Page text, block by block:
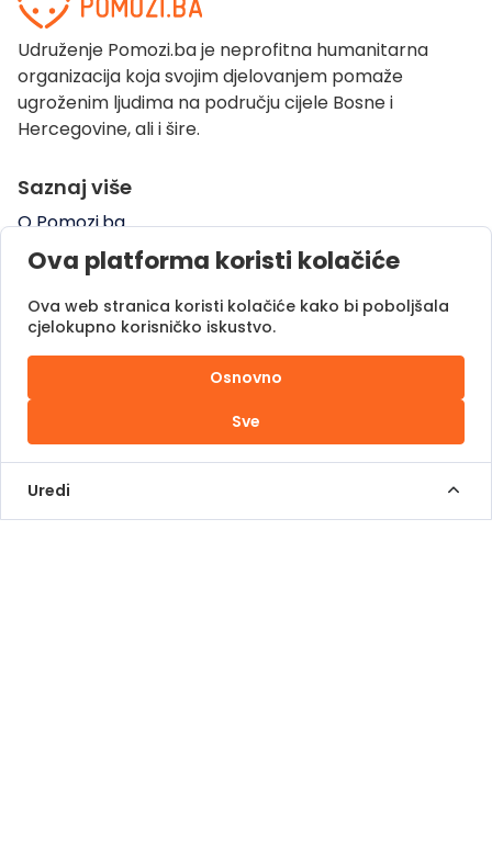
Udruženje Pomozi.ba je neprofitna humanitarna
organizacija koja svojim djelovanjem pomaže
ugroženim ljudima na području cijele Bosne i
Hercegovine, ali i šire.
Saznaj više
O Pomozi.ba
Pogledaj kampanje
Pomozi.ba Novosti
Kontaktirajte nas
Kontakt Info
+387 62 839 000
info@pomoziba.org
Ova platforma koristi kolačiće
Ova web stranica koristi kolačiće kako bi poboljšala
cjelokupno korisničko iskustvo.
Osnovno
Sve
Uredi